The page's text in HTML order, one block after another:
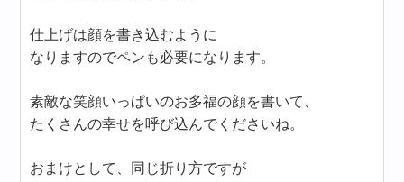
仕上げは顔を書き込むように
なりますのでペンも必要になります。
素敵な笑顔いっぱいのお多福の顔を書いて、
たくさんの幸せを呼び込んでくださいね。
おまけとして、同じ折り方ですが